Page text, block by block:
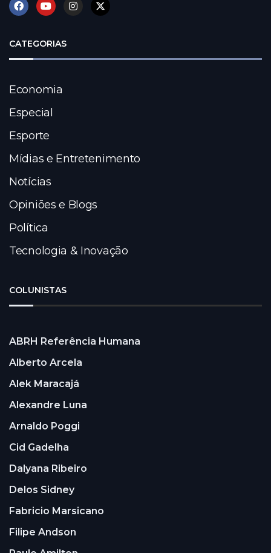
CATEGORIAS
Economia
Especial
Esporte
Mídias e Entretenimento
Notícias
Opiniões e Blogs
Política
Tecnologia & Inovação
COLUNISTAS
ABRH Referência Humana
Alberto Arcela
Alek Maracajá
Alexandre Luna
Arnaldo Poggi
Cid Gadelha
Dalyana Ribeiro
Delos Sidney
Fabricio Marsicano
Filipe Andson